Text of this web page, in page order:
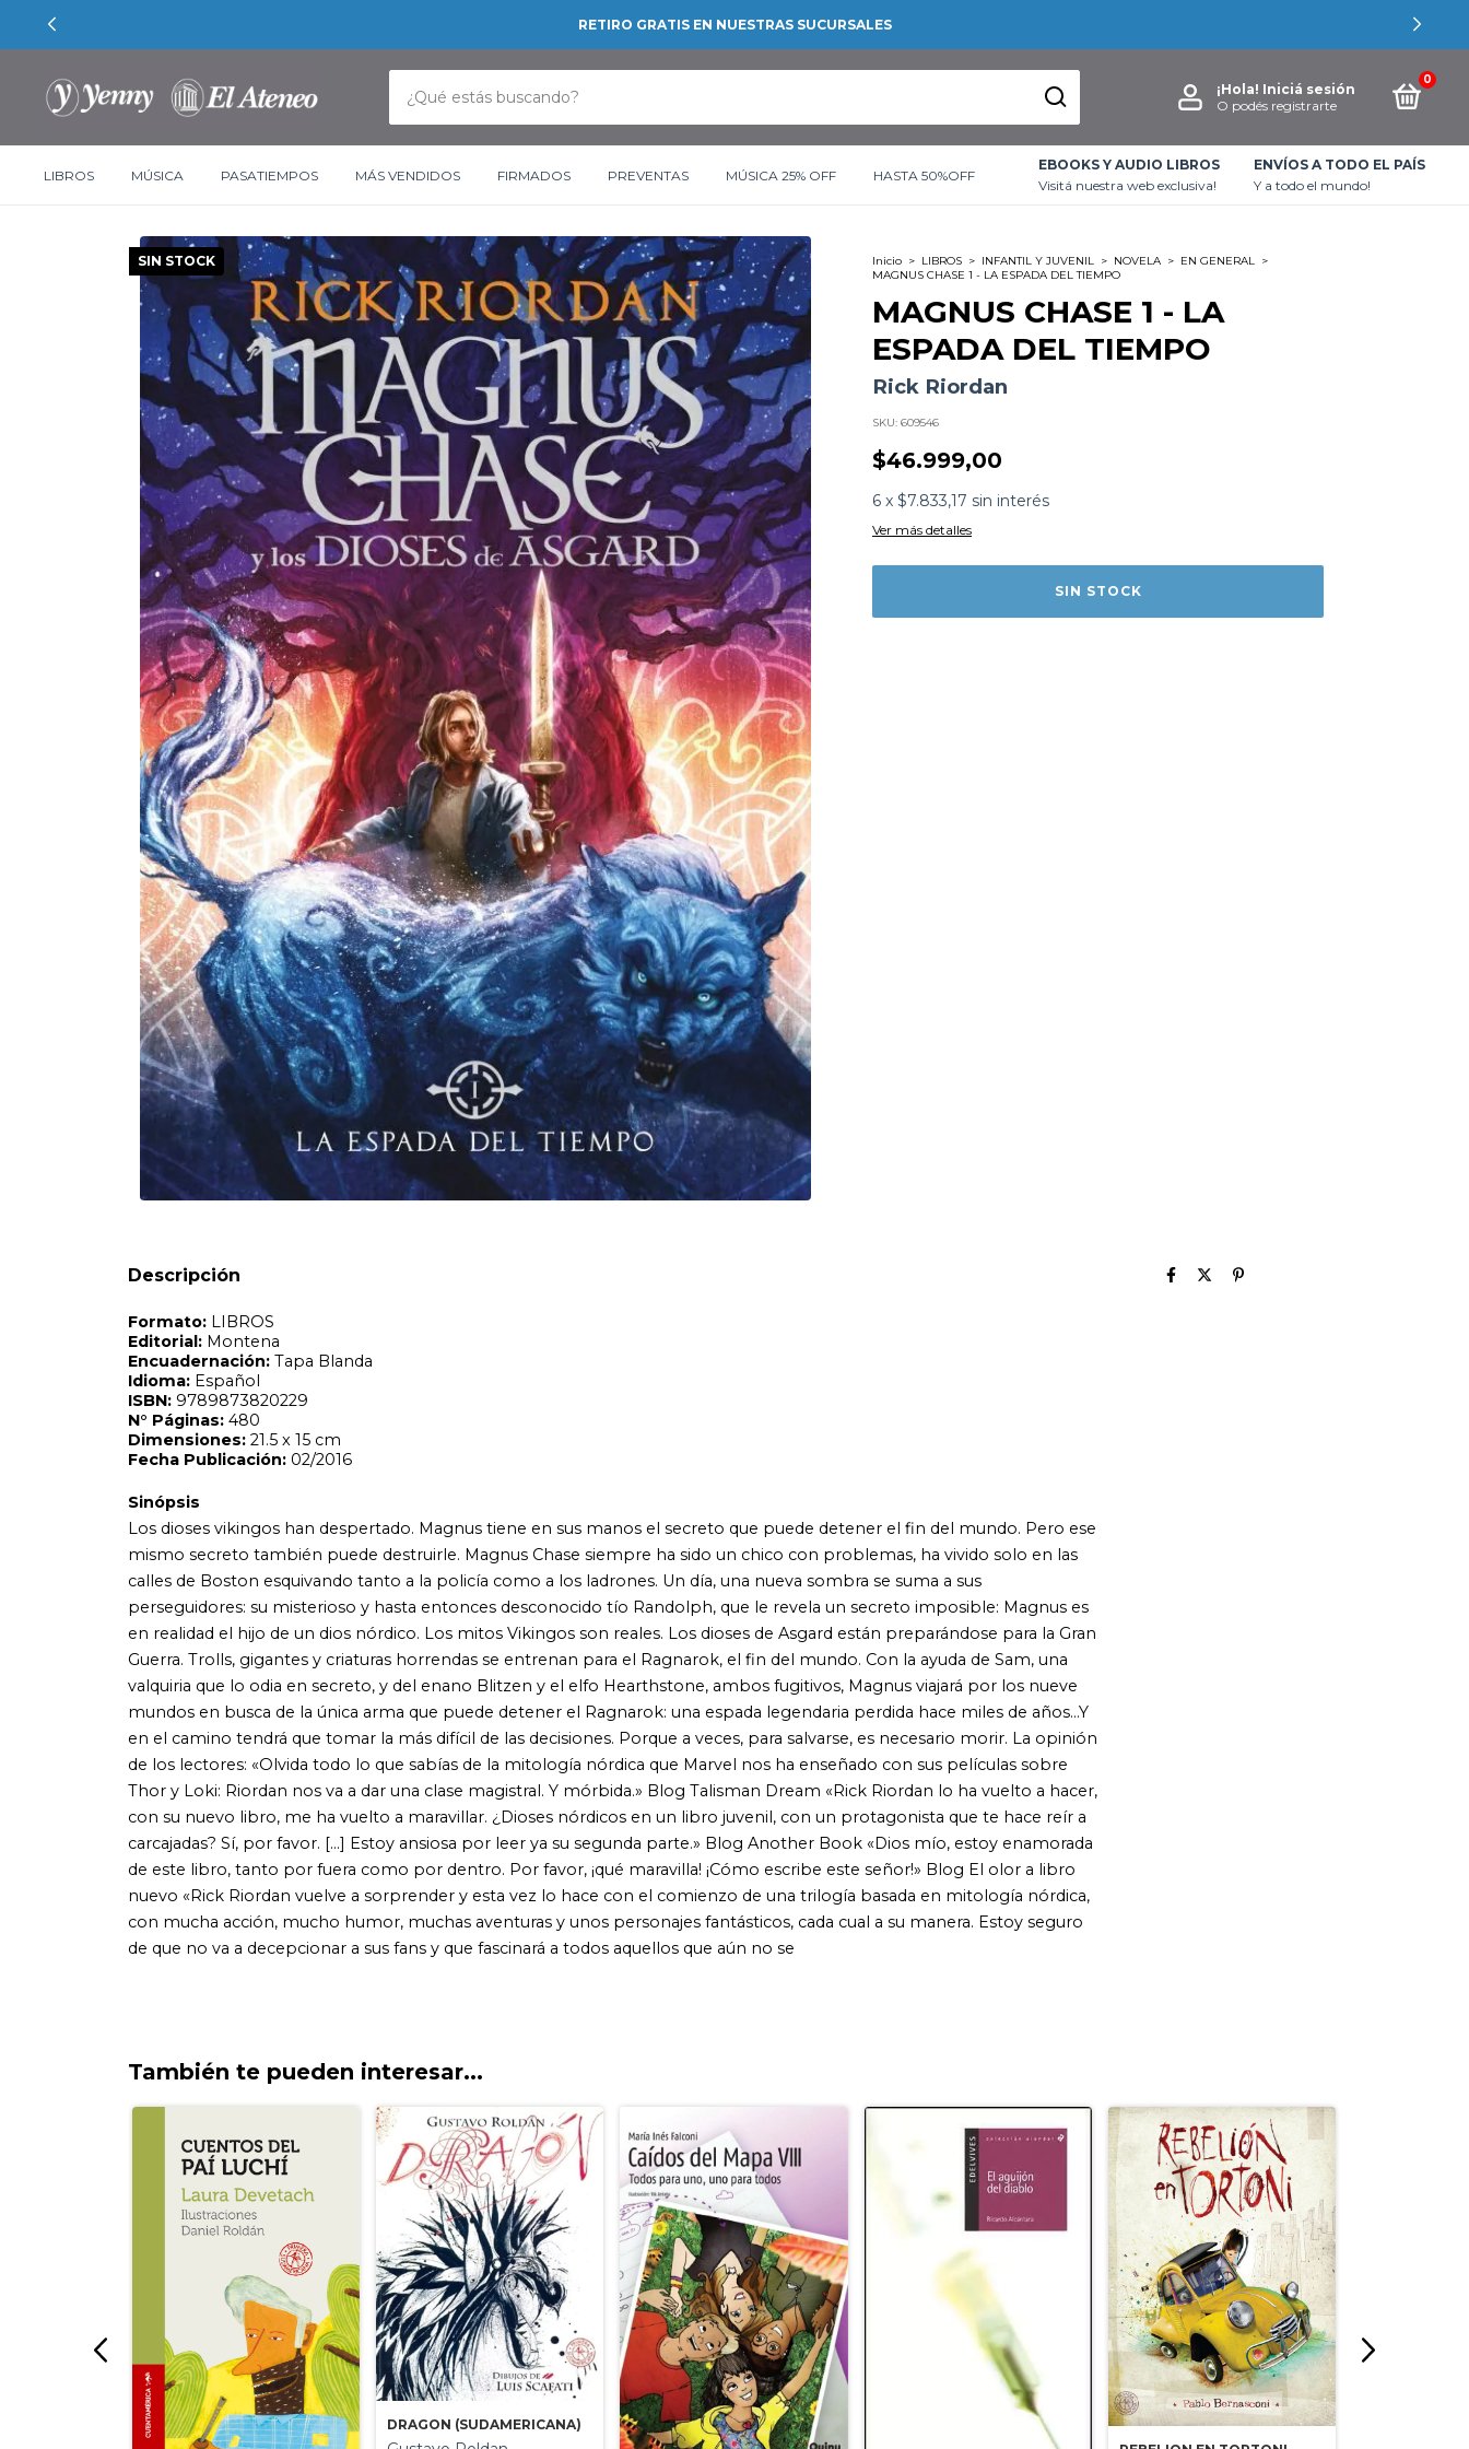
RETIRO GRATIS EN NUESTRAS SUCURSALES
¡Hola! Iniciá sesión
O podés registrarte
0
LIBROS MÚSICA PASATIEMPOS MÁS VENDIDOS FIRMADOS PREVENTAS MÚSICA 25% OFF HASTA 50%OFF
EBOOKS Y AUDIO LIBROS
Visitá nuestra web exclusiva!
ENVÍOS A TODO EL PAÍS
Y a todo el mundo!
SIN STOCK Inicio > LIBROS > INFANTIL Y JUVENIL > NOVELA > EN GENERAL >
MAGNUS CHASE 1 - LA ESPADA DEL TIEMPO
MAGNUS CHASE 1 - LA
ESPADA DEL TIEMPO
Rick Riordan
SKU: 609546
$46.999,00
6 x $7.833,17 sin interés
Ver más detalles
Descripción
Formato:LIBROS
Editorial:
Montena
Encuadernación:
Tapa Blanda
Idioma:
ISBN: 9789873820229
Páginas:
480
Dimensiones:21.5 x 15 cm
Los dioses vikingos han despertado. Magnus tiene en sus manos el secreto que puede detener el fin del mundo. Pero ese
calles de Boston esquivando tanto a la policía como a los ladrones. Un día, una nueva sombra se suma a sus
perseguidores: su misterioso y hasta entonces desconocido tío Randolph, que le revela un secreto imposible: Magnus es
en realidad el hijo de un dios nórdico. Los mitos Vikingos son reales. Los dioses de Asgard están preparándose para la Gran
Guerra. Trolls, gigantes y criaturas horrendas se entrenan para el Ragnarok, el fin del mundo. Con la ayuda de Sam, una
valquiria que lo odia en secreto, y del enano Blitzen y el elfo Hearthstone, ambos fugitivos, Magnus viajará por los nueve
mundos en busca de la única arma que puede detener el Ragnarok: una espada legendaria perdida hace miles de años...Y
en el camino tendrá que tomar la más difícil de las decisiones. Porque a veces, para salvarse, es necesario morir. La opinión
de los lectores: «Olvida todo lo que sabías de la mitología nórdica que Marvel nos ha enseñado con sus películas sobre
Thor y Loki: Riordan nos va a dar una clase magistral. Y mórbida.» Blog Talisman Dream «Rick Riordan lo ha vuelto a hacer,
con su nuevo libro, me ha vuelto a maravillar. ¿Dioses nórdicos en un libro juvenil, con un protagonista que te hace reír a
carcajadas? Sí, por favor. [...] Estoy ansiosa por leer ya su segunda parte.» Blog Another Book «Dios mío, estoy enamorada
de este libro, tanto por fuera como por dentro. Por favor, ¡qué maravilla! ¡Cómo escribe este señor!» Blog El olor a libro
nuevo «Rick Riordan vuelve a sorprender y esta vez lo hace con el comienzo de una trilogía basada en mitología nórdica,
con mucha acción, mucho humor, muchas aventuras y unos personajes fantásticos, cada cual a su manera. Estoy seguro
de que no va a decepcionar a sus fans y que fascinará a todos aquellos que aún no se
También te pueden interesar...
DRAGON (SUDAMERICANA)